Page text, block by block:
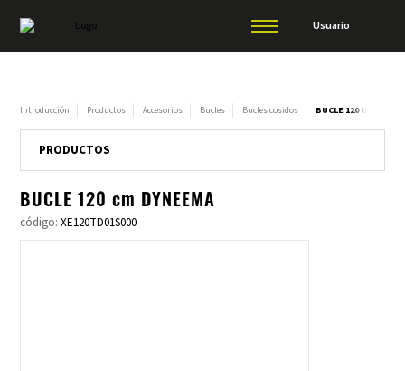
Usuario
Introducción Productos Accesorios Bucles Bucles cosidos BUCLE 120 CM
PRODUCTOS
BUCLE 120 cm DYNEEMA
código:XE120TD01S000